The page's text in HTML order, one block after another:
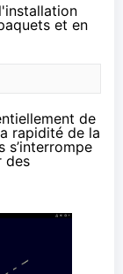
et en
de
rapidité de la
s’interrompe
des